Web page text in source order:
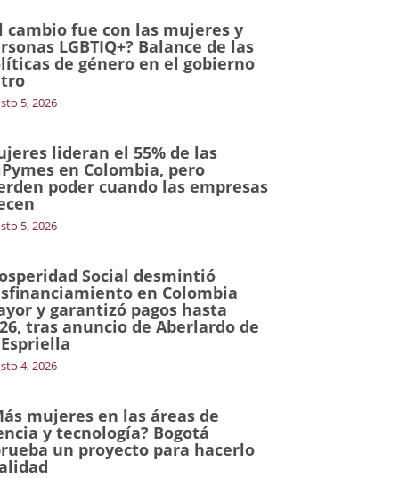
cambio fue con las mujeres y
LGBTIQ+? Balance de las
de género en el gobierno
5, 2026
lideran el 55% de las
en Colombia, pero
poder cuando las empresas
5, 2026
Social desmintió
en Colombia
y garantizó pagos hasta
tras anuncio de Aberlardo de
4, 2026
mujeres en las áreas de
y tecnología? Bogotá
un proyecto para hacerlo